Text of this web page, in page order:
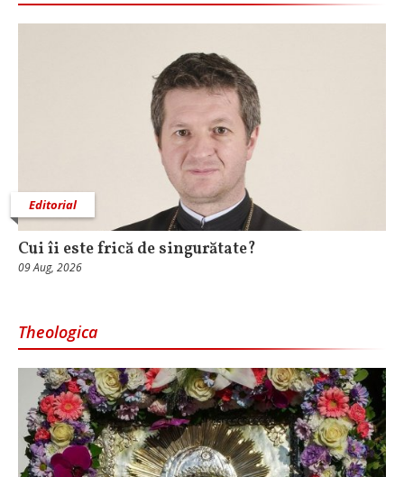
Editorial
Cui îi este frică de singurătate?
09 Aug, 2026
Theologica